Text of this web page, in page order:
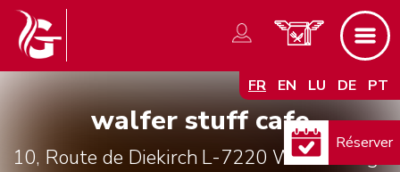
FR EN LU DE PT
walfer stuff cafe
10, Route de Diekirch L-7220 Walferdange
Réserver